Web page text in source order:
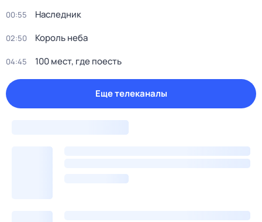
00:55 Наследник
02:50 Король неба
04:45 100 мест, гдe поеcть
Еще телеканалы